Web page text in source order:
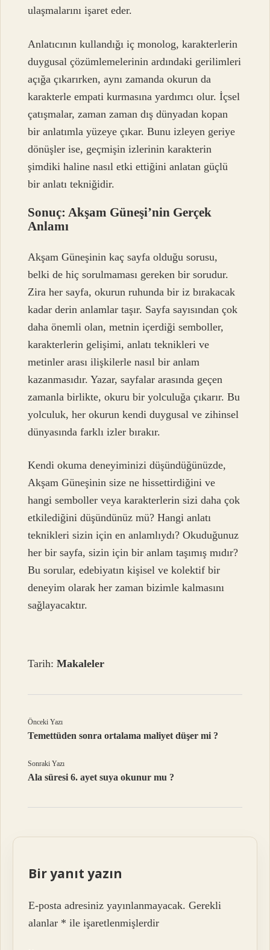
ulaşmalarını işaret eder.
Anlatıcının kullandığı iç monolog, karakterlerin
duygusal çözümlemelerinin ardındaki gerilimleri
açığa çıkarırken, aynı zamanda okurun da
karakterle empati kurmasına yardımcı olur. İçsel
çatışmalar, zaman zaman dış dünyadan kopan
bir anlatımla yüzeye çıkar. Bunu izleyen geriye
dönüşler ise, geçmişin izlerinin karakterin
şimdiki haline nasıl etki ettiğini anlatan güçlü
bir anlatı tekniğidir.
Sonuç: Akşam Güneşi’nin Gerçek
Anlamı
Akşam Güneşinin kaç sayfa olduğu sorusu,
belki de hiç sorulmaması gereken bir sorudur.
Zira her sayfa, okurun ruhunda bir iz bırakacak
kadar derin anlamlar taşır. Sayfa sayısından çok
daha önemli olan, metnin içerdiği semboller,
karakterlerin gelişimi, anlatı teknikleri ve
metinler arası ilişkilerle nasıl bir anlam
kazanmasıdır. Yazar, sayfalar arasında geçen
zamanla birlikte, okuru bir yolculuğa çıkarır. Bu
yolculuk, her okurun kendi duygusal ve zihinsel
dünyasında farklı izler bırakır.
Kendi okuma deneyiminizi düşündüğünüzde,
Akşam Güneşinin size ne hissettirdiğini ve
hangi semboller veya karakterlerin sizi daha çok
etkilediğini düşündünüz mü? Hangi anlatı
teknikleri sizin için en anlamlıydı? Okuduğunuz
her bir sayfa, sizin için bir anlam taşımış mıdır?
Bu sorular, edebiyatın kişisel ve kolektif bir
deneyim olarak her zaman bizimle kalmasını
sağlayacaktır.
Tarih:Makaleler
Önceki Yazı
Temettüden sonra ortalama maliyet düşer mi ?
Sonraki Yazı
Ala süresi 6. ayet suya okunur mu ?
Bir yanıt yazın
E-posta adresiniz yayınlanmayacak. Gerekli
alanlar * ile işaretlenmişlerdir